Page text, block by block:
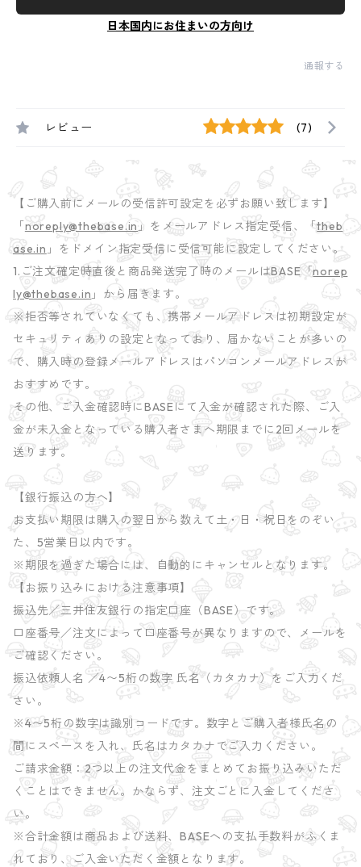
日本国内にお住まいの方向け
通報する
レビュー (7)
【ご購入前にメールの受信許可設定を必ずお願い致します】
「noreply@thebase.in 」をメールアドレス指定受信、「theb
ase.in 」をドメイン指定受信に受信可能に設定してください。
1.ご注文確定時直後と商品発送完了時のメールはBASE「norep
ly@thebase.in 」から届きます。
※拒否等されていなくても、携帯メールアドレスは初期設定が
セキュリティありの設定となっており、届かないことが多いの
で、購入時の登録メールアドレスはパソコンメールアドレスが
おすすめです。
その他、ご入金確認時にBASEにて入金が確認された際、ご入
金が未入金となっている購入者さまへ期限までに2回メールを
送ります。
【銀行振込の方へ】
お支払い期限は購入の翌日から数えて土・日・祝日をのぞい
た、5営業日以内です。
※期限を過ぎた場合には、自動的にキャンセルとなります。
【お振り込みにおける注意事項】
振込先／三井住友銀行の指定口座（BASE）です。
口座番号／注文によって口座番号が異なりますので、メールを
ご確認ください。
振込依頼人名 ／4〜5桁の数字 氏名（カタカナ）をご入力くだ
さい。
※4〜5桁の数字は識別コードです。数字とご購入者様氏名の
間にスペースを入れ、氏名はカタカナでご入力ください。
ご請求金額：2つ以上の注文代金をまとめてお振り込みいただ
くことはできません。かならず、注文ごとに入金してくださ
い。
※合計金額は商品および送料、BASEへの支払手数料がふくま
れており、ご入金いただく金額となります。